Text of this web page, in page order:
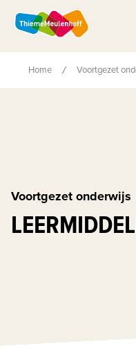
Home Voortgezet
Voortgezet onderwijs